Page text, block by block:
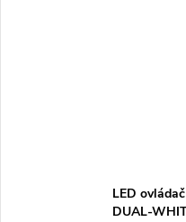
LED
DUAL-